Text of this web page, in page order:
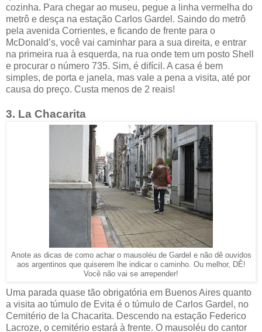
cozinha. Para chegar ao museu, pegue a linha vermelha do
metrô e desça na estação Carlos Gardel. Saindo do metrô
pela avenida Corrientes, e ficando de frente para o
McDonald’s, você vai caminhar para a sua direita, e entrar
na primeira rua à esquerda, na rua onde tem um posto Shell
e procurar o número 735. Sim, é difícil. A casa é bem
simples, de porta e janela, mas vale a pena a visita, até por
causa do preço. Custa menos de 2 reais!
3. La Chacarita
Anote as dicas de como achar o mausoléu de Gardel e não dê ouvidos
aos argentinos que quiserem lhe indicar o caminho. Ou melhor, DÊ!
Você não vai se arrepender!
Uma parada quase tão obrigatória em Buenos Aires quanto
a visita ao túmulo de Evita é o túmulo de Carlos Gardel, no
Cemitério de la Chacarita. Descendo na estação Federico
Lacroze, o cemitério estará à frente. O mausoléu do cantor